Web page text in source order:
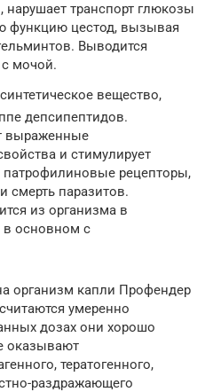
нарушает транспорт глюкозы
функцию цестод, вызывая
Выводится
мочой.
вещество,
депсипептидов.
выраженные
и стимулирует
патрофилиновые рецепторы,
смерть паразитов.
из организма в
основном с
организм капли Профендер
умеренно
дозах они хорошо
оказывают
тератогенного,
раздражающего